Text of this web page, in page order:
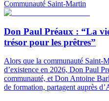
Communauté Saint-Martin
Don Paul Préaux : “La
trésor pour les prêtres”
Alors que la communauté Saint-
d’existence en 2026, Don Paul
communauté, et Don Antoine
de formation, partagent auprès